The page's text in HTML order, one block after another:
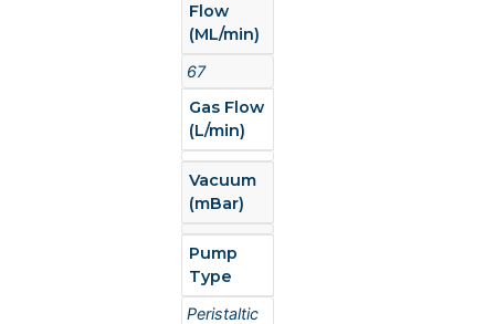
Flow
(ML/min)
67
Gas Flow
(L/min)
Vacuum
(mBar)
Pump
Type
Peristaltic